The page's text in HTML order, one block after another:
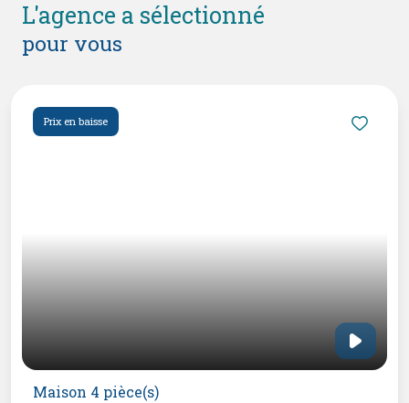
l'agence a sélectionné
pour vous
Prix en baisse
Maison 4 pièce(s)